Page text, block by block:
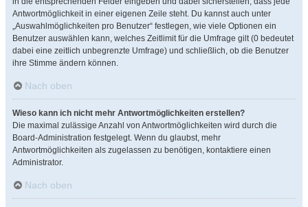
Antwortmöglichkeit in einer eigenen Zeile steht. Du kannst auch unter
„Auswahlmöglichkeiten pro Benutzer“ festlegen, wie viele Optionen ein
Benutzer auswählen kann, welches Zeitlimit für die Umfrage gilt (0 bedeutet
dabei eine zeitlich unbegrenzte Umfrage) und schließlich, ob die Benutzer
ihre Stimme ändern können.
Nach oben
Wieso kann ich nicht mehr Antwortmöglichkeiten erstellen?
Die maximal zulässige Anzahl von Antwortmöglichkeiten wird durch die
Board-Administration festgelegt. Wenn du glaubst, mehr
Antwortmöglichkeiten als zugelassen zu benötigen, kontaktiere einen
Administrator.
Nach oben